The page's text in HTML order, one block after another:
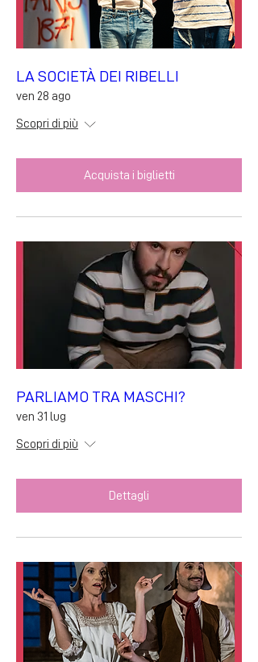
LA SOCIETÀ DEI RIBELLI
ven 28 ago
Scopri di più
Acquista i biglietti
PARLIAMO TRA MASCHI?
ven 31 lug
Scopri di più
Dettagli